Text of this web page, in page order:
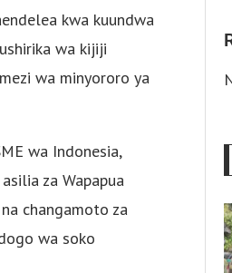
kwa kuundwa
wa kijiji
wa minyororo ya
wa Indonesia,
za Wapapua
changamoto za
wa soko